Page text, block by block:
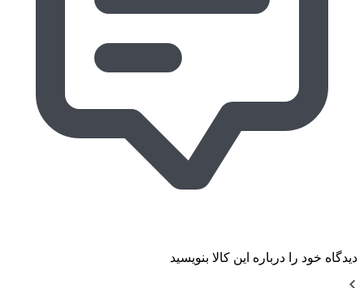
دیدگاه خود را درباره این کالا بنویسید